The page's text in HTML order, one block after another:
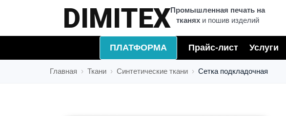
ЦВЕТ
Промышленная печать на
тканях и пошив изделий
ПЛАТФОРМА Прайс-лист Услуги
Главная Ткани Синтетические ткани Сетка подкладочная